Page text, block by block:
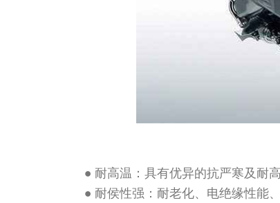
● 耐高温：具有优异的抗严寒及耐
● 耐侯性强：耐老化、电绝缘性能